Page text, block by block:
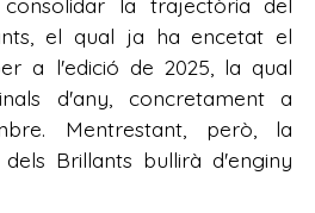
el qual ja ha encetat el
a l'edició de 2025, la qual
d'any, concretament a
Mentrestant, però, la
Brillants bullirà d'enginy